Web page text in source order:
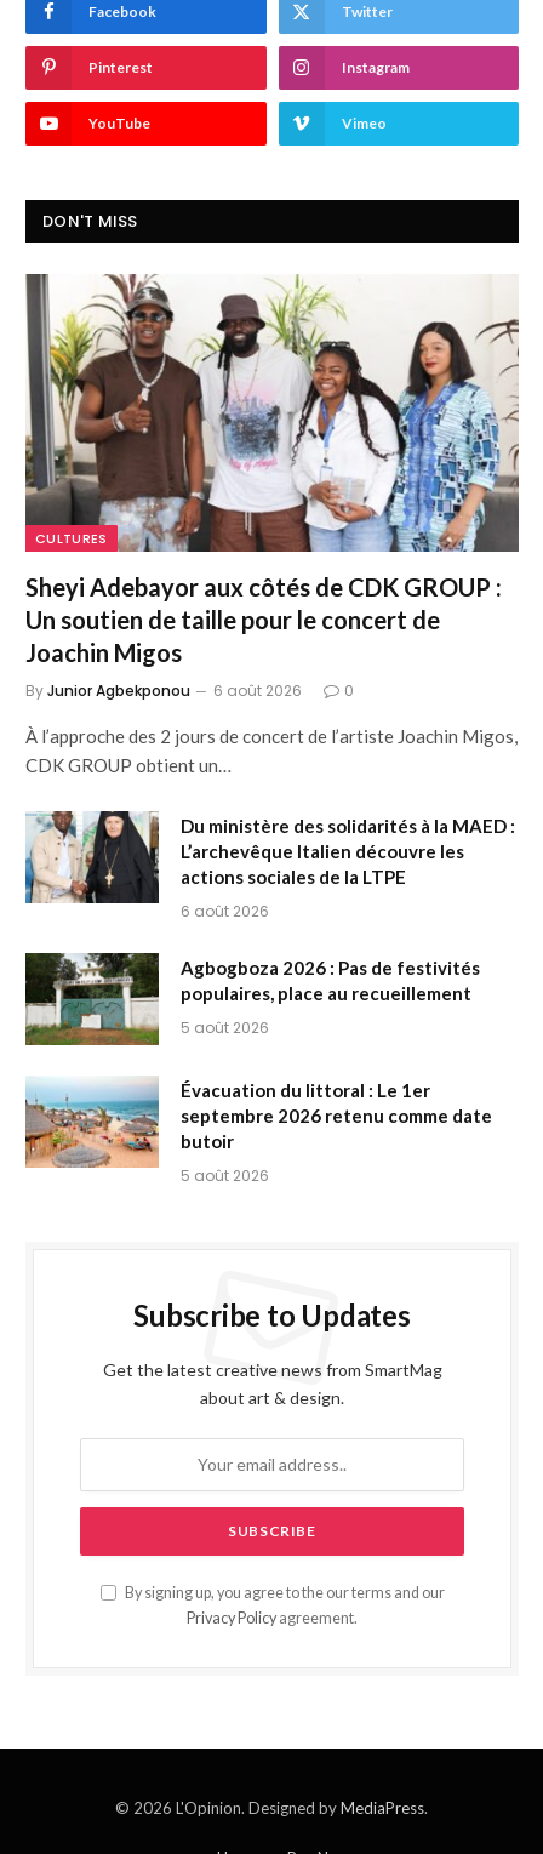
Facebook Twitter
Pinterest Instagram
YouTube Vimeo
DON'T MISS
CULTURES
Sheyi Adebayor aux côtés de CDK GROUP :
Un soutien de taille pour le concert de
Joachin Migos
ByJunior Agbekponou 6 août 2026 0
À l’approche des 2 jours de concert de l’artiste Joachin Migos,
CDK GROUP obtient un…
Du ministère des solidarités à la MAED :
L’archevêque Italien découvre les
actions sociales de la LTPE
6 août 2026
Agbogboza 2026 : Pas de festivités
populaires, place au recueillement
5 août 2026
Évacuation du littoral : Le 1er
septembre 2026 retenu comme date
butoir
5 août 2026
Subscribe to Updates
Get the latest creative news from SmartMag
about art & design.
By signing up, you agree to the our terms and our
Privacy Policy agreement.
© 2026 L'Opinion. Designed byMediaPress.